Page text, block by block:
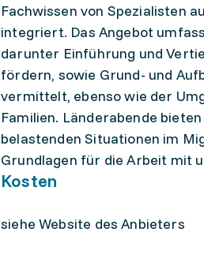
Fachwissen von Spezialisten
integriert. Das Angebot
darunter Einführung und
fördern, sowie Grund- und
vermittelt, ebenso wie der
Familien. Länderabende
belastenden Situationen im
Grundlagen für die Arbeit mit
Kosten
siehe Website des Anbieters